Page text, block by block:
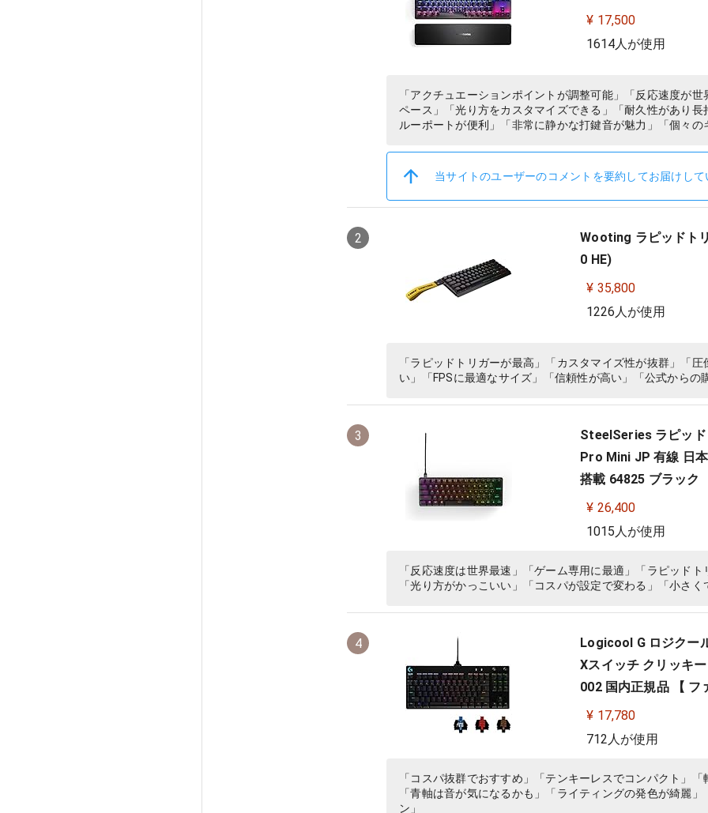
¥ 17,500
1614人が使用
「アクチュエーションポイントが調整可能」「反応速度が
ペース」「光り方をカスタマイズできる」「耐久性があり
ルーポートが便利」「非常に静かな打鍵音が魅力」「個々の
当サイトのユーザーのコメントを要約してお届けして
2
Wooting ラピッドト
0 HE)
¥ 35,800
1226人が使用
「ラピッドトリガーが最高」「カスタマイズ性が抜群」「
い」「FPSに最適なサイズ」「信頼性が高い」「公式からの
3
SteelSeries ラピッド
Pro Mini JP 有線 日
搭載 64825 ブラック
¥ 26,400
1015人が使用
「反応速度は世界最速」「ゲーム専用に最適」「ラピッド
「光り方がかっこいい」「コスパが設定で変わる」「小さく
4
Logicool G ロジクー
Xスイッチ クリッキ
002 国内正規品 【 フ
¥ 17,780
712人が使用
「コスパ抜群でおすすめ」「テンキーレスでコンパクト」
「青軸は音が気になるかも」「ライティングの発色が綺麗
ン」